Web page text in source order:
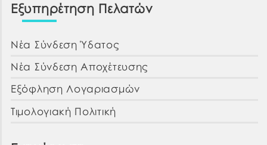
Εξυπηρέτηση Πελατών
Νέα Σύνδεση Ύδατος
Νέα Σύνδεση Αποχέτευσης
Εξόφληση Λογαριασμών
Τιμολογιακή Πολιτική